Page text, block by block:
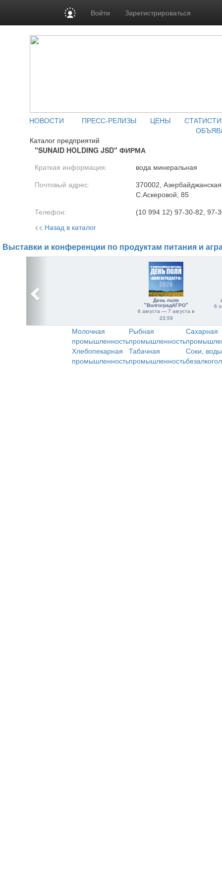
Войти Зарегистрироваться
НОВОСТИ ПРЕСС-РЕЛИЗЫ ЦЕНЫ
Каталог предприятий
"SUNAID HOLDING JSD" ФИРМА
Краткая информация: вода минеральная
Почтовый адрес:
370002, Азербайджанская
С.Аскеровой, 85
Телефон: (10 994 12) 97-30-82, 97-
<< Назад в каталог
Выставки и конференции по продуктам питания и
День поля
"ВолгоградАГРО"
6 августа — 7 августа в
23:59
6
Молочная
промышленность
Рыбная
промышленность
Сахарная
Хлебопекарная
промышленность
Табачная
промышленность
Соки,